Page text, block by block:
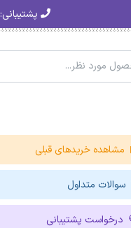
پشتیبانی:
مشاهده خریدهای قبلی
سوالات متداول
درخواست پشتیبانی